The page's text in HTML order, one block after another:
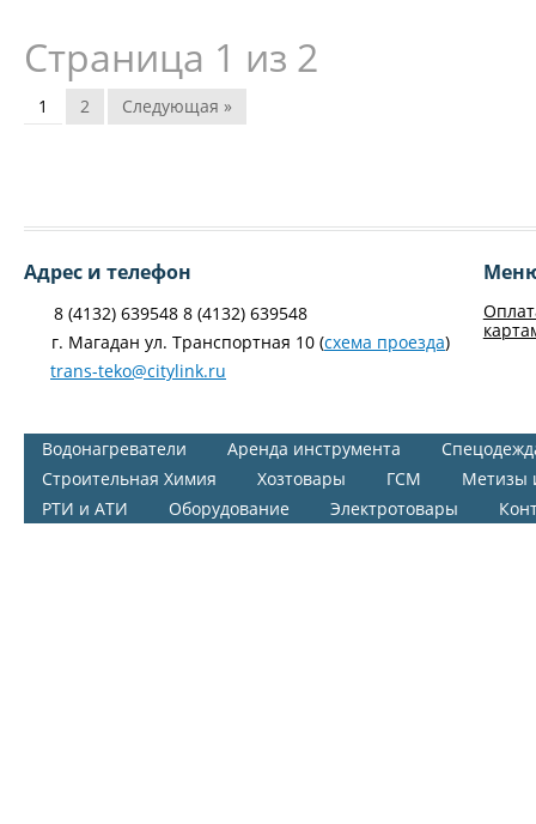
Страница 1 из 2
1 2 Следующая »
Адрес и телефон
8 (4132) 639548 8 (4132) 639548
г. Магадан ул. Транспортная 10 (схема проезда)
trans-teko@citylink.ru
Водонагреватели Аренда инструмента
Строительная Химия
Хозтовары ГСМ
Метизы
РТИ и АТИ
Оборудование Электротовары